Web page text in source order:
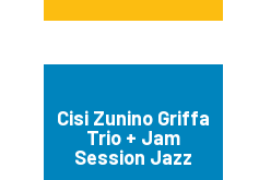
Cisi Zunino Griffa
Trio + Jam
Session Jazz